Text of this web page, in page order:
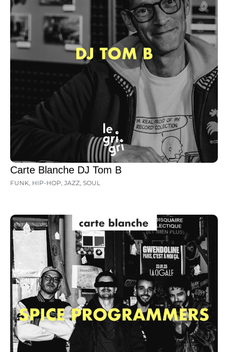
Carte Blanche DJ Tom B
FUNK, HIP-HOP, JAZZ, SOUL